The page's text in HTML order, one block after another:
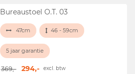
Bureaustoel O.T. 03
47cm 46 - 59cm
5 jaar garantie
369,- 294,- excl. btw